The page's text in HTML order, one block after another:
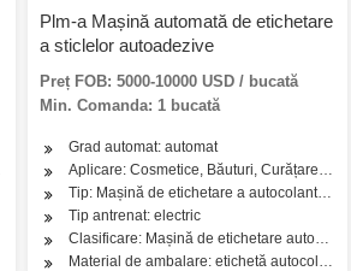
a părului, Ulei, Ceai, Legume, Fructe, Pește,
a pielii, Produse de îngrijire a părului, Ulei,
a sticlei rotunde verticale
Plm-a Mașină automată de etichetare
a sticlelor autoadezive
Preț FOB: 5000-10000 USD / bucată
Min. Comanda: 1 bucată
Grad automat: automat
Aplicare: Cosmetice, Băuturi, Curățare,
Tip: Mașină de etichetare a autocolantelor
Tip antrenat: electric
Clasificare: Mașină de etichetare
Material de ambalare: etichetă autocolant